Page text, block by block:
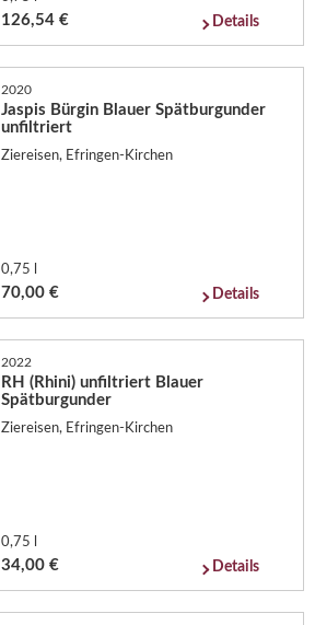
126,54 € Details
2020
Jaspis Bürgin Blauer Spätburgunder
unfiltriert
Ziereisen, Efringen-Kirchen
0,75 l
70,00 € Details
2022
RH (Rhini) unfiltriert Blauer
Spätburgunder
Ziereisen, Efringen-Kirchen
0,75 l
34,00 € Details